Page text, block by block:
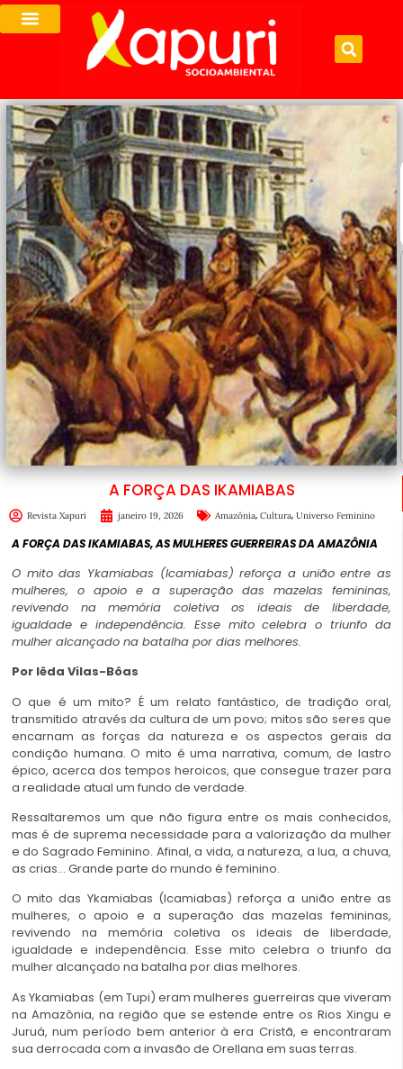
A FORÇA DAS IKAMIABAS
Revista Xapuri janeiro 19, 2026 Amazônia, Cultura, Universo Feminino
A FORÇA DAS IKAMIABAS, AS MULHERES GUERREIRAS DA AMAZÔNIA
O mito das Ykamiabas (Icamiabas) reforça a união entre as
mulheres, o apoio e a superação das mazelas femininas,
revivendo na memória coletiva os ideais de liberdade,
igualdade e independência. Esse mito celebra o triunfo da
mulher alcançado na batalha por dias melhores.
Por Iêda Vilas-Bôas
O que é um mito? É um relato fantástico, de tradição oral,
transmitido através da cultura de um povo; mitos são seres que
encarnam as forças da natureza e os aspectos gerais da
condição humana. O mito é uma narrativa, comum, de lastro
épico, acerca dos tempos heroicos, que consegue trazer para
a realidade atual um fundo de verdade.
Ressaltaremos um que não figura entre os mais conhecidos,
mas é de suprema necessidade para a valorização da mulher
e do Sagrado Feminino. Afinal, a vida, a natureza, a lua, a chuva,
as crias… Grande parte do mundo é feminino.
O mito das Ykamiabas (Icamiabas) reforça a união entre as
mulheres, o apoio e a superação das mazelas femininas,
revivendo na memória coletiva os ideais de liberdade,
igualdade e independência. Esse mito celebra o triunfo da
mulher alcançado na batalha por dias melhores.
As Ykamiabas (em Tupi) eram mulheres guerreiras que viveram
na Amazônia, na região que se estende entre os Rios Xingu e
Juruá, num período bem anterior à era Cristã, e encontraram
sua derrocada com a invasão de Orellana em suas terras.